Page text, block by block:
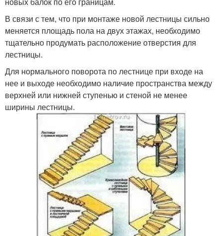
В связи с тем, что при монтаже новой лестницы сильно
меняется площадь пола на двух этажах, необходимо
тщательно продумать расположение отверстия для
лестницы.
Для нормального поворота по лестнице при входе на
нее и выходе необходимо наличие пространства между
верхней или нижней ступенью и стеной не менее
ширины лестницы.